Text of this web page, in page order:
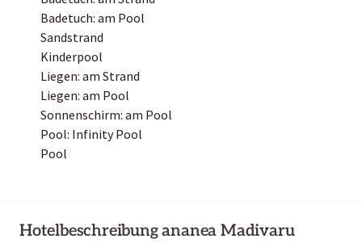
Badetuch: am Pool
Sandstrand
Kinderpool
Liegen: am Strand
Liegen: am Pool
Sonnenschirm: am Pool
Pool: Infinity Pool
Pool
Hotelbeschreibung ananea Madivaru